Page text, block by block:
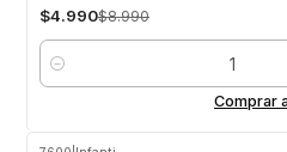
$4.990$8.990
Cantidad
Comprar